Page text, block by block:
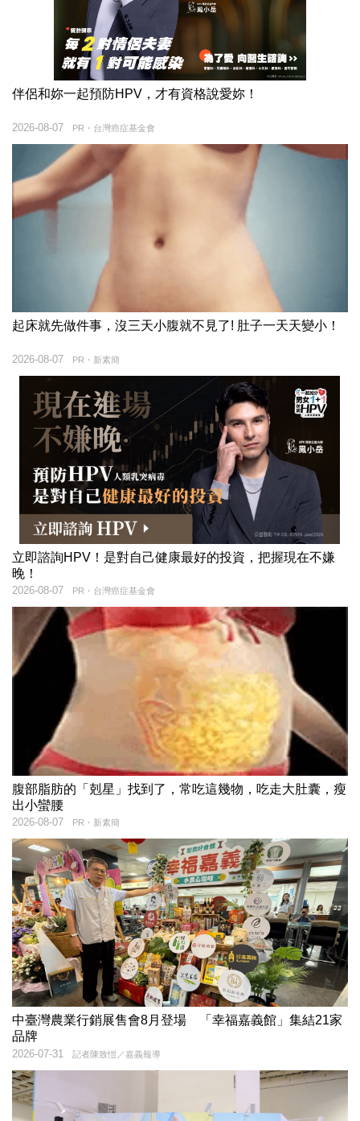
伴侶和妳一起預防HPV，才有資格說愛妳！
PR・台灣癌症基金會
2026-08-07
起床就先做件事，沒三天小腹就不見了! 肚子一天天變小！
PR・新素簡
2026-08-07
立即諮詢HPV！是對自己健康最好的投資，把握現在不嫌
晚！
PR・台灣癌症基金會
2026-08-07
腹部脂肪的「剋星」找到了，常吃這幾物，吃走大肚囊，瘦
出小蠻腰
PR・新素簡
2026-08-07
中臺灣農業行銷展售會8月登場 「幸福嘉義館」集結21家
品牌
記者陳致愷／嘉義報導
2026-07-31